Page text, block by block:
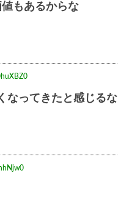
もあるからな
なってきたと感じるな